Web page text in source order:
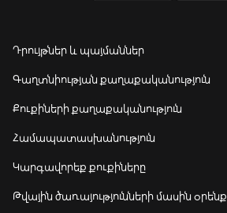
Դրույթներ և պայմաններ
Գաղտնիության քաղաքականություն
Քուքիների քաղաքականություն
Համապատասխանություն
Կարգավորեք քուքիները
Թվային ծառայությունների մասին օրենք